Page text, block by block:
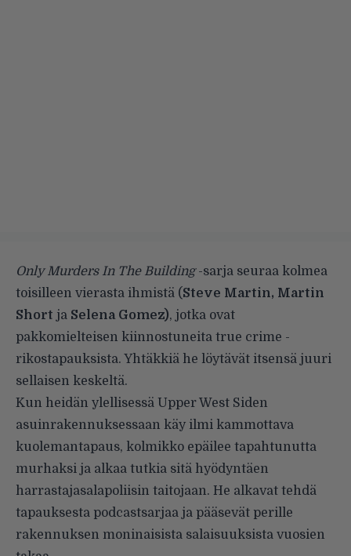
Only Murders In The Building-sarja seuraa kolmea
toisilleen vierasta ihmistä (Steve Martin, Martin
Short ja Selena Gomez), jotka ovat
pakkomielteisen kiinnostuneita true crime -
rikostapauksista. Yhtäkkiä he löytävät itsensä juuri
sellaisen keskeltä.
Kun heidän ylellisessä Upper West Siden
asuinrakennuksessaan käy ilmi kammottava
kuolemantapaus, kolmikko epäilee tapahtunutta
murhaksi ja alkaa tutkia sitä hyödyntäen
harrastajasalapoliisin taitojaan. He alkavat tehdä
tapauksesta podcastsarjaa ja pääsevät perille
rakennuksen moninaisista salaisuuksista vuosien